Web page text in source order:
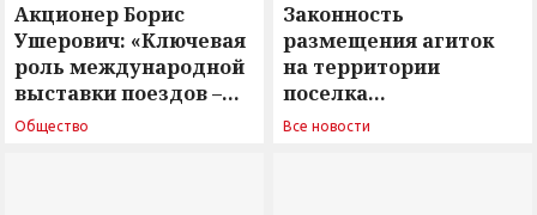
Акционер Борис
Ушерович: «Ключевая
роль международной
выставки поездов –
поиск ответов на
Общество
Законность
размещения агиток
на территории
поселка
Новосергиевка
Все новости